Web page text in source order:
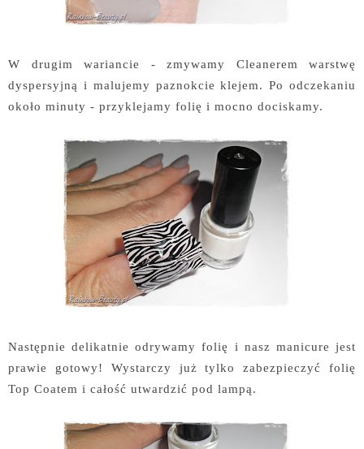
W drugim wariancie - zmywamy Cleanerem warstwę
dyspersyjną i malujemy paznokcie klejem. Po odczekaniu
około minuty - przyklejamy folię i mocno dociskamy.
Następnie delikatnie odrywamy folię i nasz manicure jest
prawie gotowy! Wystarczy już tylko zabezpieczyć folię
Top Coatem i całość utwardzić pod lampą.